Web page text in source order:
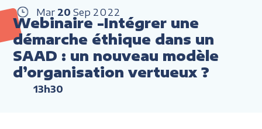
Mar 20 Sep 2022
Webinaire -Intégrer une
démarche éthique dans un
SAAD : un nouveau modèle
d’organisation vertueux ?
13h30